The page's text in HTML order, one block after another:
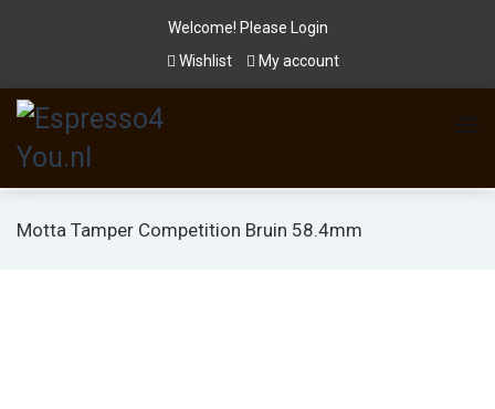
Welcome! Please
Login
Wishlist
My account
Motta Tamper Competition Bruin 58.4mm